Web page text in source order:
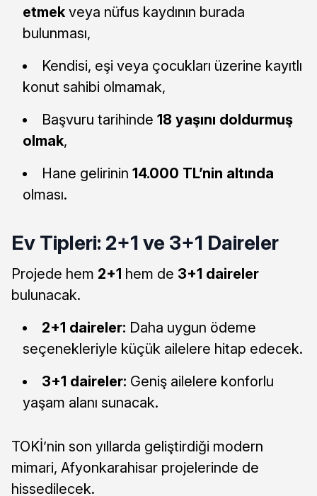
etmek veya nüfus kaydının burada
bulunması,
Kendisi, eşi veya çocukları üzerine kayıtlı
konut sahibi olmamak,
Başvuru tarihinde 18 yaşını doldurmuş
olmak,
Hane gelirinin 14.000 TL’nin altında
olması.
Ev Tipleri: 2+1 ve 3+1 Daireler
Projede hem 2+1 hem de 3+1 daireler
bulunacak.
2+1 daireler: Daha uygun ödeme
seçenekleriyle küçük ailelere hitap edecek.
3+1 daireler: Geniş ailelere konforlu
yaşam alanı sunacak.
TOKİ’nin son yıllarda geliştirdiği modern
mimari, Afyonkarahisar projelerinde de
hissedilecek.